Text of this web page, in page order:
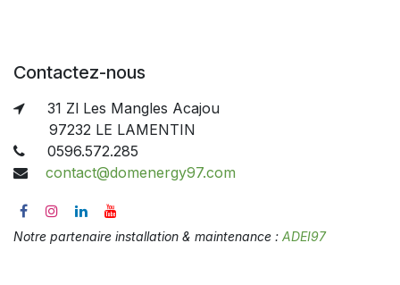
Contactez-nous
31 Zl Les Mangles Acajou
97232 LE LAMENTIN
0596.572.285
contact@domenergy97.com
Notre partenaire installation & maintenance : ADEI97